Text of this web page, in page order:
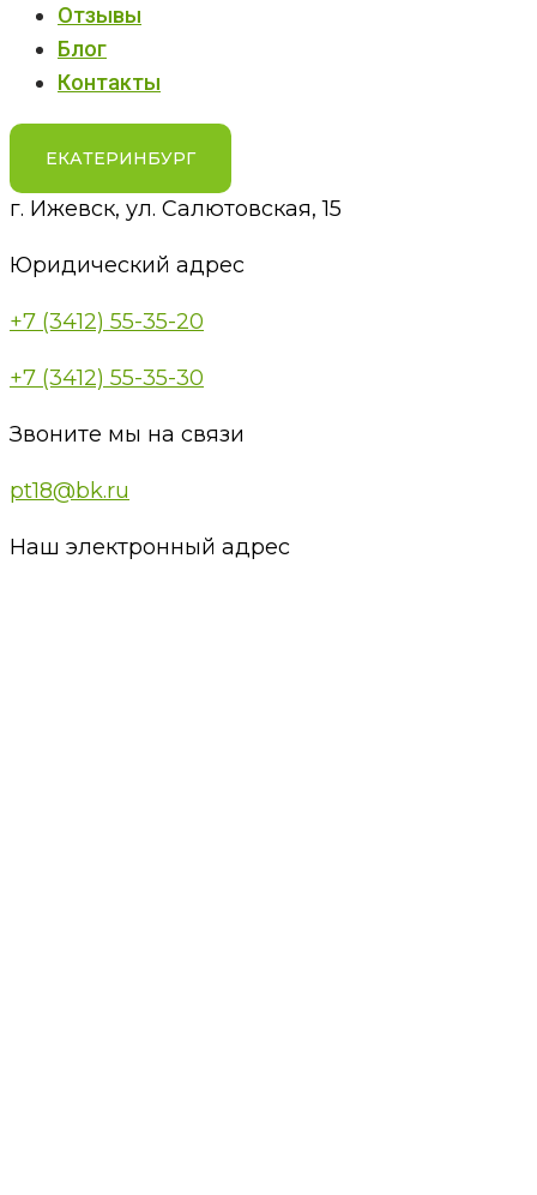
Отзывы
Блог
Контакты
ЕКАТЕРИНБУРГ
г. Ижевск, ул. Салютовская, 15
Юридический адрес
+7 (3412) 55-35-20
+7 (3412) 55-35-30
Звоните мы на связи
pt18@bk.ru
Наш электронный адрес